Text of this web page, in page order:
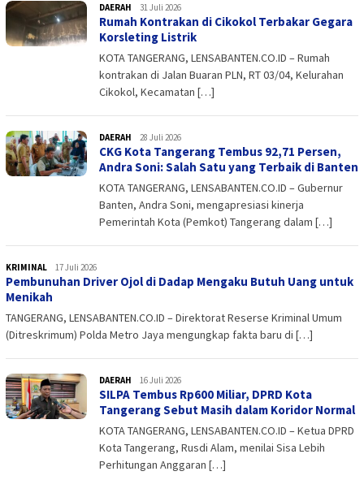
DAERAH admin
31 Juli 2026
Rumah Kontrakan di Cikokol Terbakar Gegara
Korsleting Listrik
KOTA TANGERANG, LENSABANTEN.CO.ID – Rumah
kontrakan di Jalan Buaran PLN, RT 03/04, Kelurahan
Cikokol, Kecamatan […]
DAERAH admin
28 Juli 2026
CKG Kota Tangerang Tembus 92,71 Persen,
Andra Soni: Salah Satu yang Terbaik di Banten
KOTA TANGERANG, LENSABANTEN.CO.ID – Gubernur
Banten, Andra Soni, mengapresiasi kinerja
Pemerintah Kota (Pemkot) Tangerang dalam […]
KRIMINAL admin
17 Juli 2026
Pembunuhan Driver Ojol di Dadap Mengaku Butuh Uang untuk
Menikah
TANGERANG, LENSABANTEN.CO.ID – Direktorat Reserse Kriminal Umum
(Ditreskrimum) Polda Metro Jaya mengungkap fakta baru di […]
DAERAH admin
16 Juli 2026
SILPA Tembus Rp600 Miliar, DPRD Kota
Tangerang Sebut Masih dalam Koridor Normal
KOTA TANGERANG, LENSABANTEN.CO.ID – Ketua DPRD
Kota Tangerang, Rusdi Alam, menilai Sisa Lebih
Perhitungan Anggaran […]